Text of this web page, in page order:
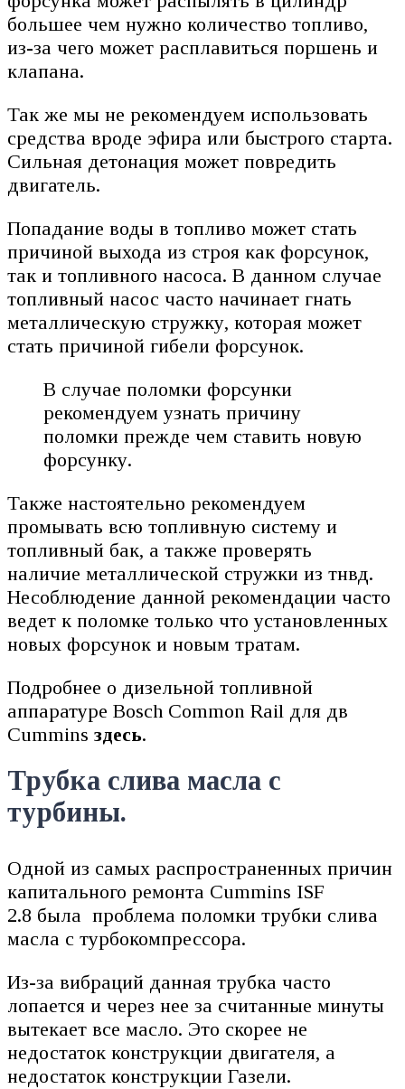
большее чем нужно количество топливо,
из-за чего может расплавиться поршень и
клапана.
Так же мы не рекомендуем использовать
средства вроде эфира или быстрого старта.
Сильная детонация может повредить
двигатель.
Попадание воды в топливо может стать
причиной выхода из строя как форсунок,
так и топливного насоса. В данном случае
топливный насос часто начинает гнать
металлическую стружку, которая может
стать причиной гибели форсунок.
В случае поломки форсунки
рекомендуем узнать причину
поломки прежде чем ставить новую
форсунку.
Также настоятельно рекомендуем
промывать всю топливную систему и
топливный бак, а также проверять
наличие металлической стружки из тнвд.
Несоблюдение данной рекомендации часто
ведет к поломке только что установленных
новых форсунок и новым тратам.
Подробнее о дизельной топливной
аппаратуре Bosch Common Rail для дв
Cummins здесь.
Трубка слива масла с
турбины.
Одной из самых распространенных причин
капитального ремонта Cummins ISF
2.8 была проблема поломки трубки слива
масла с турбокомпрессора.
Из-за вибраций данная трубка часто
лопается и через нее за считанные минуты
вытекает все масло. Это скорее не
недостаток конструкции двигателя, а
недостаток конструкции Газели.